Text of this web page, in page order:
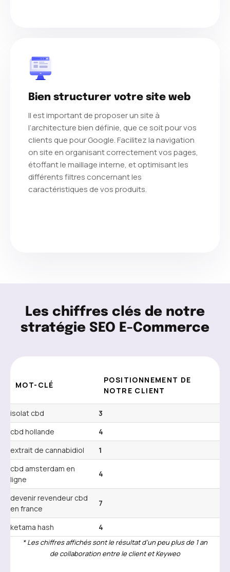
Bien structurer votre site web
Il est important de proposer un site à
l’architecture bien définie, que ce soit pour vos
clients que pour Google. Facilitez la navigation
on site en organisant correctement vos pages,
étoffant le maillage interne, et optimisant les
différents filtres concernant les
caractéristiques de vos produits.
Les chiffres clés de notre
stratégie SEO E-Commerce
MOT-CLÉ
POSITIONNEMENT DE
NOTRE CLIENT
isolat cbd
3
cbd hollande
4
extrait de cannabidiol
1
cbd amsterdam en
ligne
4
devenir revendeur cbd
en france
7
ketama hash 4
* Les chiffres affichés sont le résultat d’un peu plus de 1 an
de collaboration entre le client et Keyweo